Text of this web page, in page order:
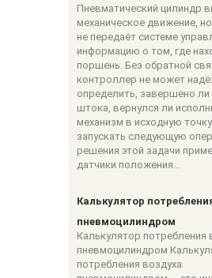
Пневматический цилиндр
механическое движение,
не передаёт системе
информацию о том, где
поршень. Без обратной
контроллер не может
определить, завершено
штока, вернулся ли
механизм в исходную
запускать следующую
решения этой задачи
датчики положения...
Калькулятор
пневмоцилиндром
Калькулятор потребления
пневмоцилиндром
потребления воздуха